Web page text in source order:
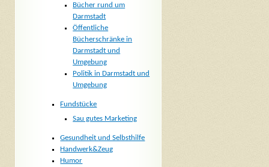
Bücher rund um
Darmstadt
Öffentliche
Bücherschränke in
Darmstadt und
Umgebung
Politik in Darmstadt und
Umgebung
Fundstücke
Sau gutes Marketing
Gesundheit und Selbsthilfe
Handwerk&Zeug
Humor